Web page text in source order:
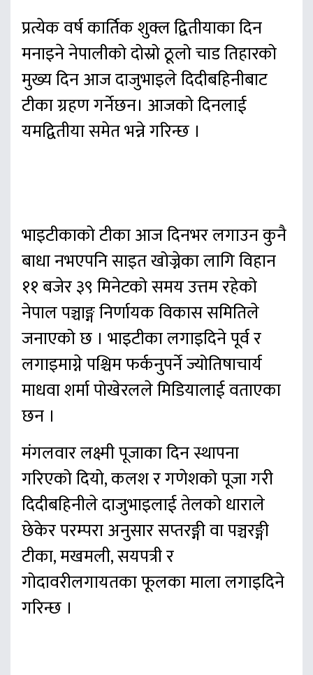
प्रत्येक वर्ष कार्तिक शुक्ल द्वितीयाका दिन
मनाइने नेपालीको दोस्रो ठूलो चाड तिहारको
मुख्य दिन आज दाजुभाइले दिदीबहिनीबाट
टीका ग्रहण गर्नेछन। आजको दिनलाई
यमद्वितीया समेत भन्ने गरिन्छ ।
भाइटीकाको टीका आज दिनभर लगाउन कुनै
बाधा नभएपनि साइत खोज्नेका लागि विहान
११ बजेर ३९ मिनेटको समय उत्तम रहेको
नेपाल पञ्चाङ्ग निर्णायक विकास समितिले
जनाएको छ । भाइटीका लगाइदिने पूर्व र
लगाइमाग्ने पश्चिम फर्कनुपर्ने ज्योतिषाचार्य
माधवा शर्मा पोखेरलले मिडियालाई वताएका
छन ।
मंगलवार लक्ष्मी पूजाका दिन स्थापना
गरिएको दियो, कलश र गणेशको पूजा गरी
दिदीबहिनीले दाजुभाइलाई तेलको धाराले
छेकेर परम्परा अनुसार सप्तरङ्गी वा पञ्चरङ्गी
टीका, मखमली, सयपत्री र
गोदावरीलगायतका फूलका माला लगाइदिने
गरिन्छ ।